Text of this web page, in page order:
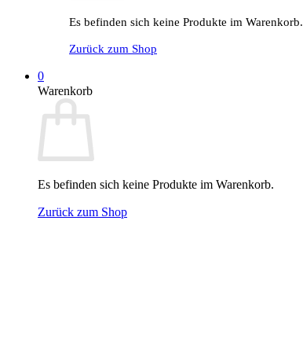
Es befinden sich keine Produkte im Warenkorb.
Zurück zum Shop
0
Warenkorb
Es befinden sich keine Produkte im Warenkorb.
Zurück zum Shop